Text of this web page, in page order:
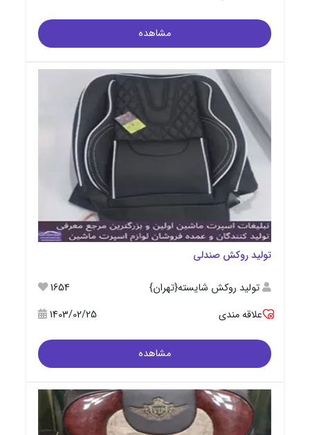
مشاهده
تولید روکش صندلی
تولید روکش شایسته{تهران}
1654
علاقه مندی
1403/02/25
مشاهده